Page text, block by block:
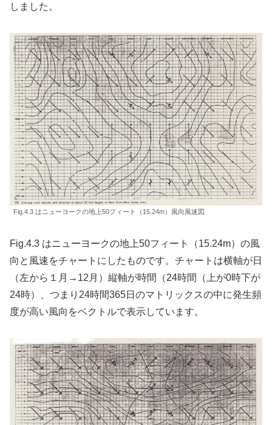
しました。
Fig.4.3 はニューヨークの地上50フィート（15.24m）風向風速図
Fig.4.3 はニューヨークの地上50フィート（15.24m）の風
向と風速をチャートにしたものです。チャートは横軸が日
（左から１月→12月）縦軸が時間（24時間（上が0時下が
24時）、つまり24時間365日のマトリックスの中に発生頻
度が高い風向をベクトルで表示しています。